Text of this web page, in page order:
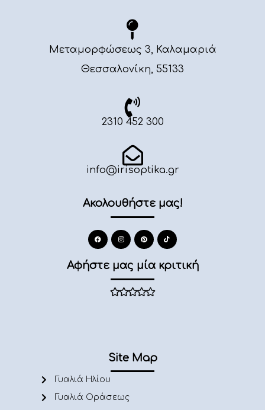
Μεταμορφώσεως 3, Καλαμαριά
Θεσσαλονίκη, 55133
2310 452 300
info@irisoptika.gr
Ακολουθήστε μας!
Αφήστε μας μία κριτική
Site Map
Γυαλιά Ηλίου
Γυαλιά Οράσεως